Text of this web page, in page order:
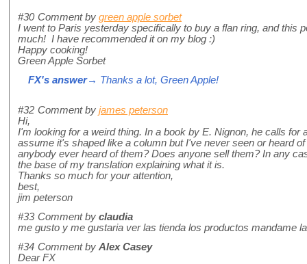
#30 Comment by green apple sorbet
I went to Paris yesterday specifically to buy a flan ring, and this
much! I have recommended it on my blog :)
Happy cooking!
Green Apple Sorbet
FX's answer→ Thanks a lot, Green Apple!
#32 Comment by james peterson
Hi,
I'm looking for a weird thing. In a book by E. Nignon, he calls for
assume it's shaped like a column but I've never seen or heard
anybody ever heard of them? Does anyone sell them? In any
the base of my translation explaining what it is.
Thanks so much for your attention,
best,
jim peterson
#33 Comment by claudia
me gusto y me gustaria ver las tienda los productos mandame
#34 Comment by Alex Casey
Dear FX